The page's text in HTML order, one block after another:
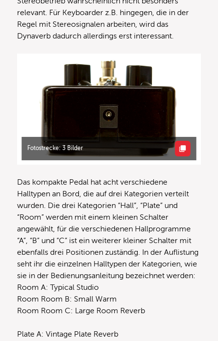
relevant. Für Keyboarder z.B. hingegen, die in der
Regel mit Stereosignalen arbeiten, wird das
Dynaverb dadurch allerdings erst interessant.
Fotostrecke: 3 Bilder
Das kompakte Pedal hat acht verschiedene
Halltypen an Bord, die auf drei Kategorien verteilt
wurden. Die drei Kategorien “Hall”, “Plate” und
“Room” werden mit einem kleinen Schalter
angewählt, für die verschiedenen Hallprogramme
“A”, “B” und “C” ist ein weiterer kleiner Schalter mit
ebenfalls drei Positionen zuständig. In der Auflistung
seht ihr die einzelnen Halltypen der Kategorien, wie
sie in der Bedienungsanleitung bezeichnet werden:
Room A: Typical Studio
Room Room B: Small Warm
Room Room C: Large Room Reverb
Plate A: Vintage Plate Reverb